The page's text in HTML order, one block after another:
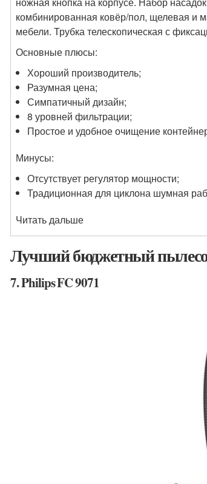
комбинированная ковёр/пол, щелевая и
мебели. Трубка телескопическая с
Основные плюсы:
Хороший производитель;
Разумная цена;
Симпатичный дизайн;
8 уровней фильтрации;
Простое и удобное очищение
Минусы:
Отсутствует регулятор мощности;
Традиционная для циклона шумная
Читать дальше
Лучший бюджетный
7. Philips FC 9071